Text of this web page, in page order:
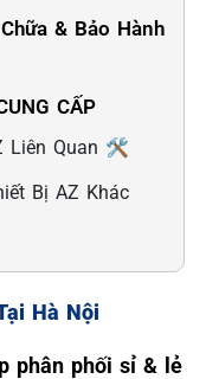
& Bảo Hành
CẤP
Liên Quan 🛠️
Bị AZ Khác
Hà Nội
phân phối sỉ & lẻ